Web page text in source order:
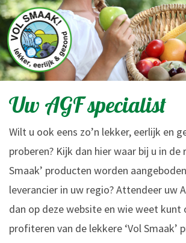
Uw AGF specialist
Wilt u ook eens zo’n lekker, eerlijk en
proberen? Kijk dan hier waar bij u in de
Smaak’ producten worden
leverancier in uw regio? Attendeer uw
dan op deze website en wie weet kunt
profiteren van de lekkere ‘Vol Smaak’